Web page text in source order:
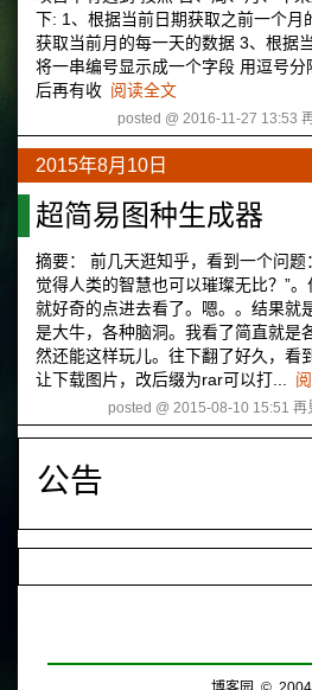
下: 1、根据当前日期获取之前一个月
获取当前月的每一天的数据 3、根据
将一串编号显示成一个字段 用逗号
后再有收 阅读全文
posted @ 2016-11-27 13:53
2015年8月10日
超简易图种生成器
摘要： 前几天逛知乎，看到一个问题
觉得人类的智慧也可以璀璨无比？”
就好奇的点进去看了。嗯。。结果就
是大牛，各种脑洞。我看了简直就是
然还能这样玩儿。往下翻了好久，看
让下载图片，改后缀为rar可以打...
posted @ 2015-08-10 15:51 再
公告